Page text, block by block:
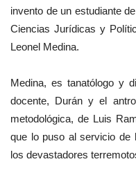
invento de un estudiante
Ciencias Jurídicas y
Leonel Medina.
Medina, es tanatólogo y
docente, Durán y el
metodológica, de Luis
que lo puso al servicio de
los devastadores